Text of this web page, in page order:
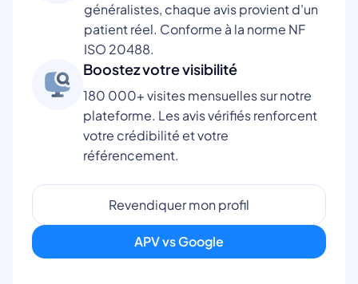
généralistes, chaque avis provient d'un
patient réel. Conforme à la norme NF
ISO 20488.
Boostez votre visibilité
180 000+ visites mensuelles sur notre
plateforme. Les avis vérifiés renforcent
votre crédibilité et votre
référencement.
Revendiquer mon profil
APV vs Google